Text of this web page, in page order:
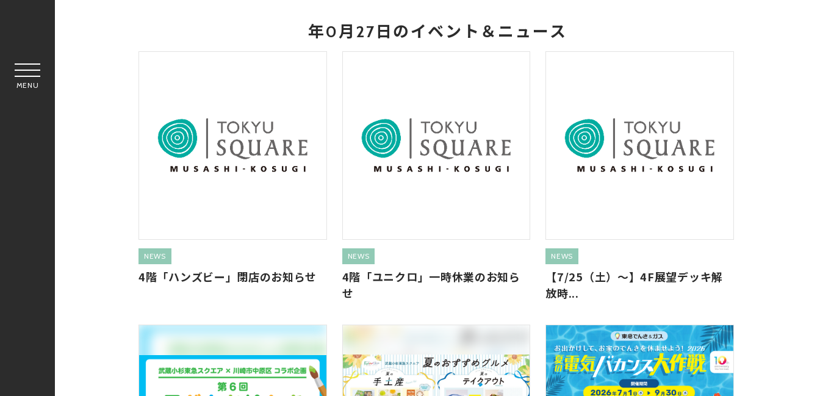
MENU
年0月27日のイベント＆ニュース
NEWS
4階「ハンズビー」閉店のお知らせ
NEWS
4階「ユニクロ」一時休業のお知ら
せ
NEWS
【7/25（土）～】4F展望デッキ解
放時...